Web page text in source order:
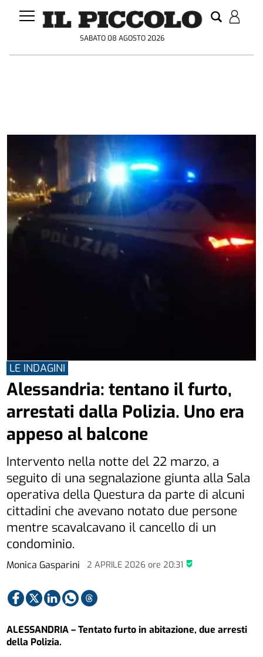
SABATO 08 AGOSTO 2026
Monica Gasparini 2 APRILE 2026ore 20:31
LE INDAGINI
Alessandria: tentano il furto,
arrestati dalla Polizia. Uno era
appeso al balcone
Intervento nella notte del 22 marzo, a
seguito di una segnalazione giunta alla Sala
operativa della Questura da parte di alcuni
cittadini che avevano notato due persone
mentre scavalcavano il cancello di un
condominio.
ALESSANDRIA – Tentato furto in abitazione, due arresti
della Polizia.